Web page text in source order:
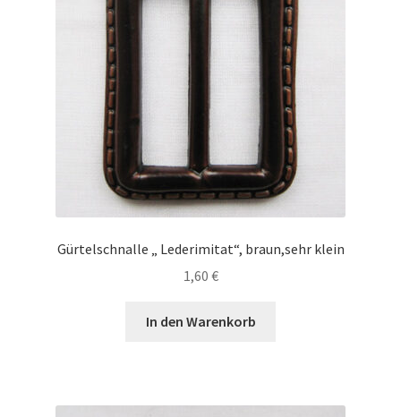
Gürtelschnalle „ Lederimitat“, braun,sehr klein
1,60 €
In den Warenkorb